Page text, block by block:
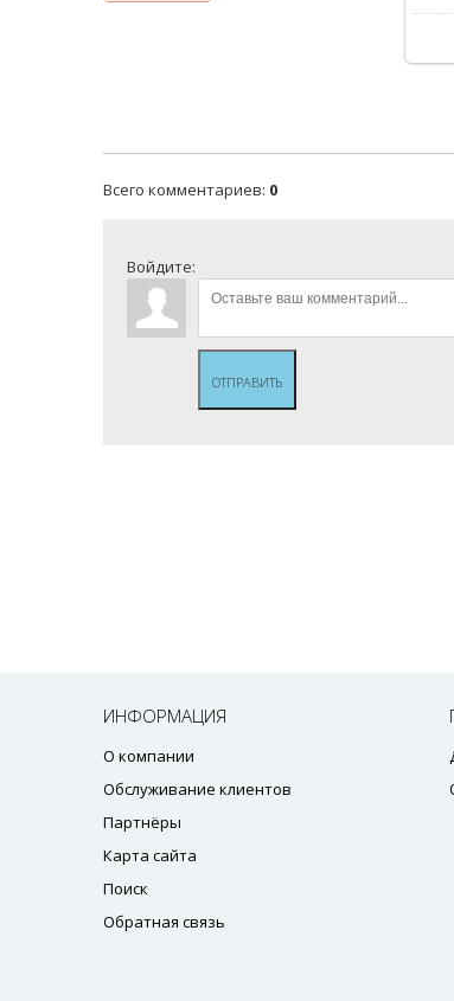
Всего комментариев: 0
Войдите:
ОТПРАВИТЬ
ИНФОРМАЦИЯ
О компании
Обслуживание клиентов
Партнёры
Карта сайта
Поиск
Обратная связь